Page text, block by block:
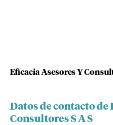
Eficacia Asesores Y
Datos de contacto de
Consultores S A S